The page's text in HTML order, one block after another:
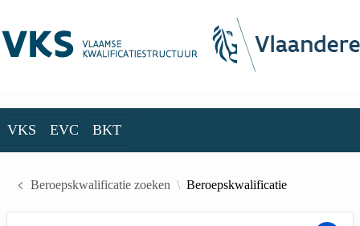
VKS EVC BKT
Beroepskwalificatie zoeken Beroepskwalificatie